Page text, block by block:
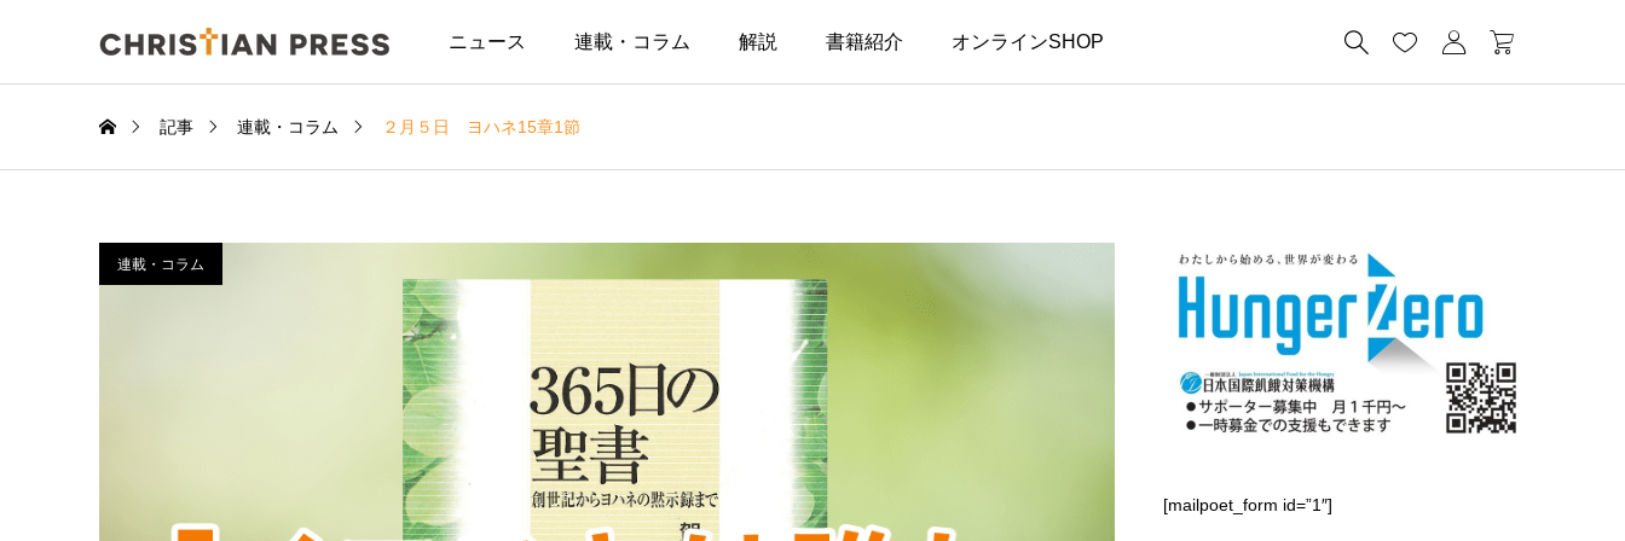
ニュース 連載・コラム 解説 書籍紹介 オンラインSHOP    
記事 連載・コラム ２月５日 ヨハネ15章1節
連載・コラム
[mailpoet_form id=”1″]